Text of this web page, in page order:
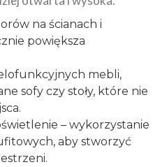
na ścianach i
powiększa
mebli,
sofy czy stoły, które nie
– wykorzystanie
aby stworzyć